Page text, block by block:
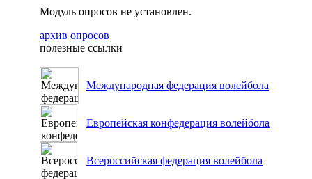
Модуль опросов не установлен.
архив опросов
полезные ссылки
Международная федерация волейбола
Европейская конфедерация волейбола
Всероссийская федерация волейбола